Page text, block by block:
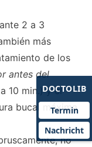
2 a 3
más
de los
antes del
10 min.) y el
bucal máxima
no
DOCTOLIB
Termin
Nachricht